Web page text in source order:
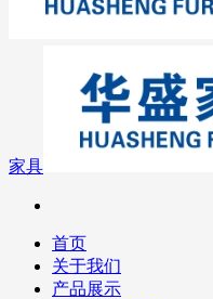
家具
首页
关于我们
产品展示